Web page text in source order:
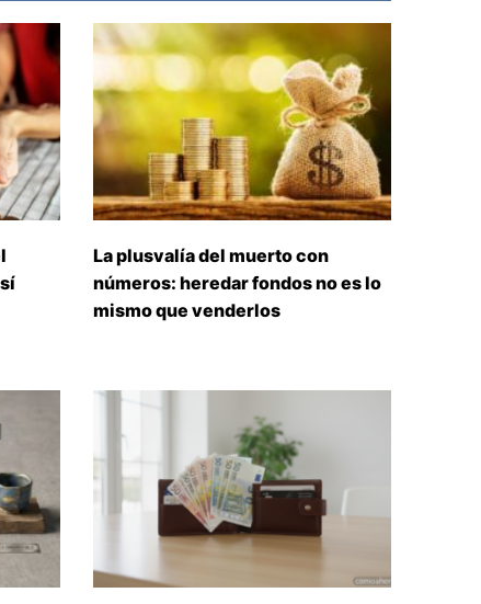
La plusvalía del muerto con
números: heredar fondos no es lo
mismo que venderlos